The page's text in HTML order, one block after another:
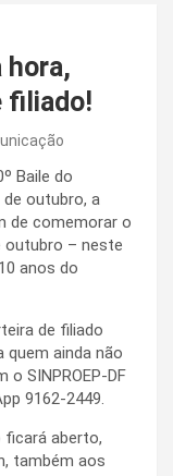
hora,
filiado!
Baile do
outubro, a
de comemorar o
outubro – neste
anos do
de filiado
quem ainda não
SINPROEP-DF
9162-2449.
ficará aberto,
também aos